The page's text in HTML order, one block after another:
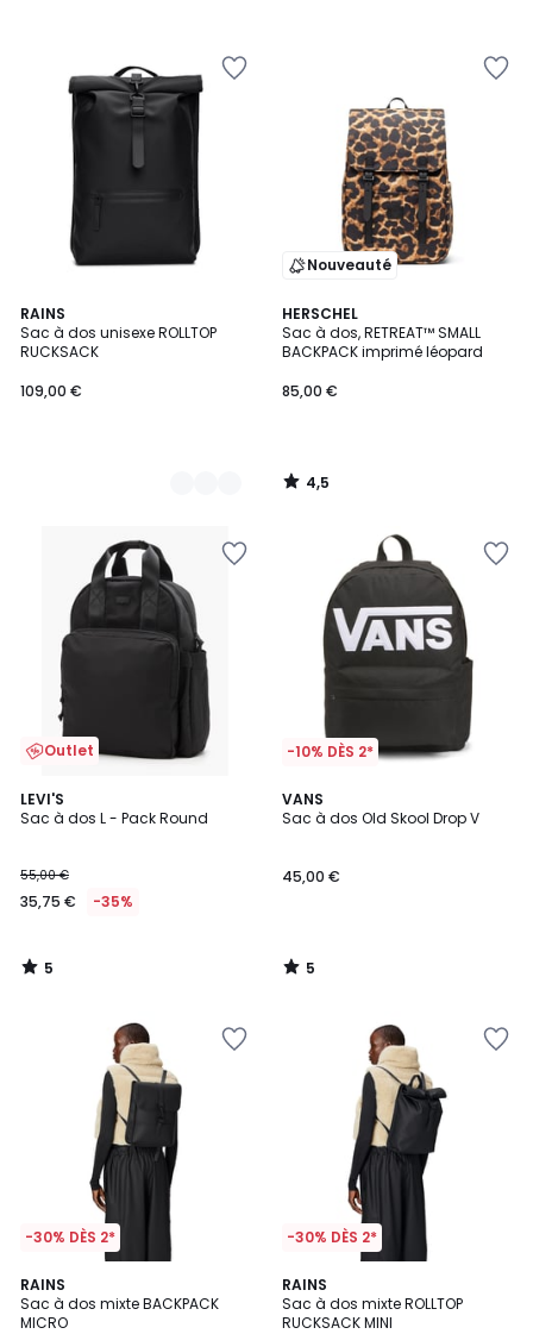
RAINS
Sac à dos unisexe ROLLTOP
RUCKSACK
109,00 €
3
Couleurs
Nouveauté
HERSCHEL
Sac à dos, RETREAT™ SMALL
BACKPACK imprimé léopard
85,00 €
4,5
/ 5
4,5
/
Outlet
LEVI'S
Sac à dos L - Pack Round
55,00 €
35,75 € -35%
5
/
5
/
-10% DÈS 2*
VANS
Sac à dos Old Skool Drop V
45,00 €
5
/
5
/
-30% DÈS 2*
RAINS
Sac à dos mixte BACKPACK
MICRO
5
/
5
-30% DÈS 2*
RAINS
Sac à dos mixte ROLLTOP
RUCKSACK MINI